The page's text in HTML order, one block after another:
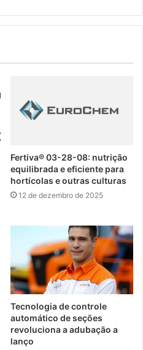
Fertiva® 03-28-08: nutrição
equilibrada e eficiente para
hortícolas e outras culturas
12 de dezembro de 2025
Tecnologia de controle
automático de seções
revoluciona a adubação a
lanço